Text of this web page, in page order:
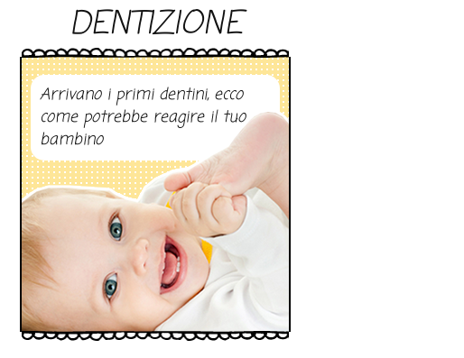
DENTIZIONE
Arrivano i primi dentini, ecco
come potrebbe reagire il tuo
bambino